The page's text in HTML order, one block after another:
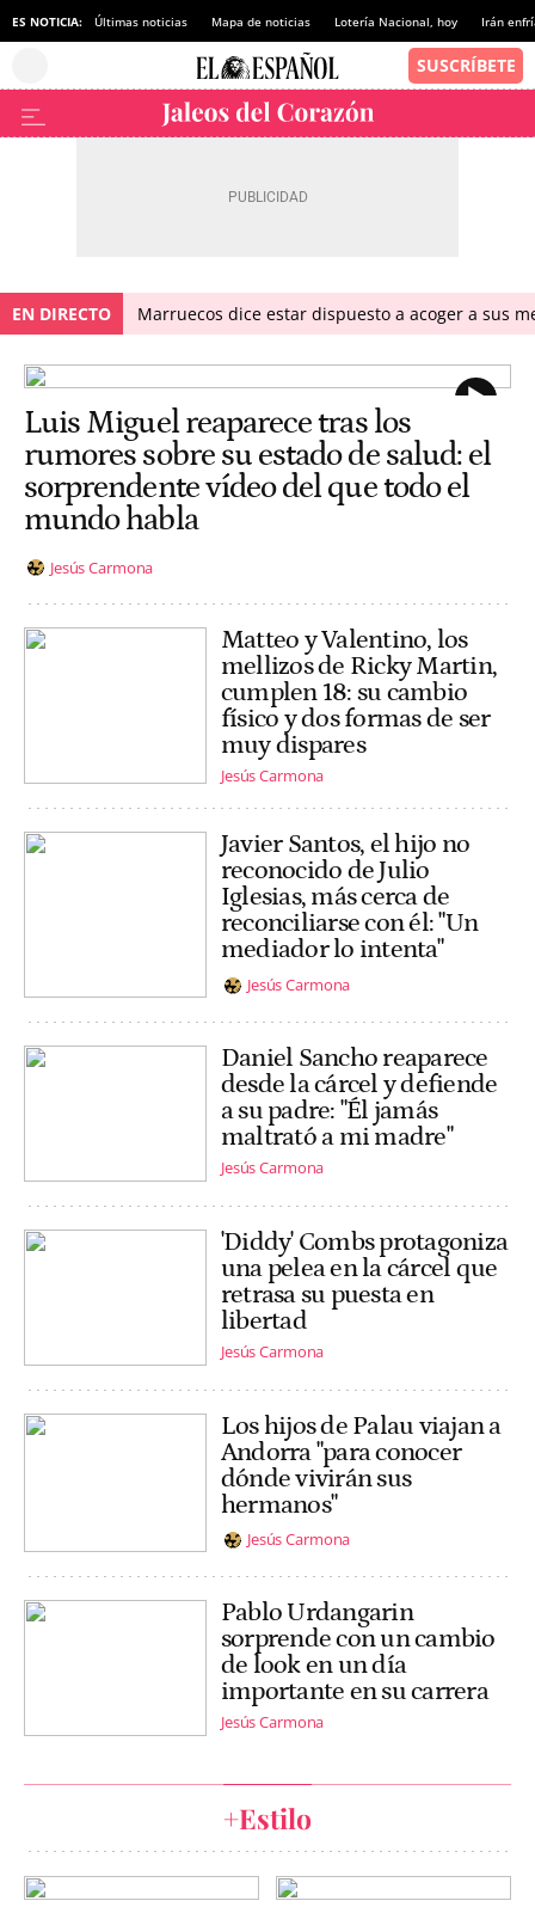
ES NOTICIA: Últimas noticias Mapa de noticias Lotería Nacional, hoy Irán
EN DIRECTO Marruecos dice estar dispuesto a acoger a sus
Luis Miguel reaparece tras los
rumores sobre su estado de salud: el
sorprendente vídeo del que todo el
mundo habla
Jesús Carmona
Matteo y Valentino, los
mellizos de Ricky Martin,
cumplen 18: su cambio
físico y dos formas de ser
muy dispares
Jesús Carmona
Javier Santos, el hijo no
reconocido de Julio
Iglesias, más cerca de
reconciliarse con él: "Un
mediador lo intenta"
Jesús Carmona
Daniel Sancho reaparece
desde la cárcel y defiende
a su padre: "Él jamás
maltrató a mi madre"
Jesús Carmona
'Diddy' Combs protagoniza
una pelea en la cárcel que
retrasa su puesta en
libertad
Jesús Carmona
Los hijos de Palau viajan a
Andorra "para conocer
dónde vivirán sus
hermanos"
Jesús Carmona
Pablo Urdangarin
sorprende con un cambio
de look en un día
importante en su carrera
Jesús Carmona
+Estilo